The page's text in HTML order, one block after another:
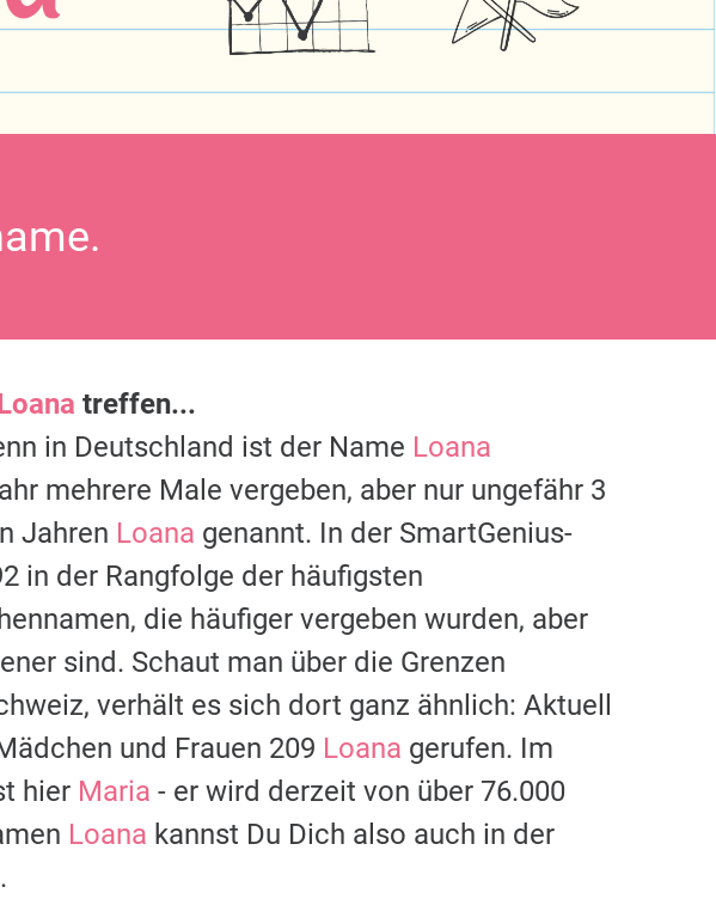
treffen...
in Deutschland ist der Name Loana
mehrere Male vergeben, aber nur ungefähr 3
Jahren Loana genannt. In der SmartGenius-
in der Rangfolge der häufigsten
die häufiger vergeben wurden, aber
sind. Schaut man über die Grenzen
verhält es sich dort ganz ähnlich: Aktuell
und Frauen 209 Loana gerufen. Im
hier Maria - er wird derzeit von über 76.000
Loana kannst Du Dich also auch in der